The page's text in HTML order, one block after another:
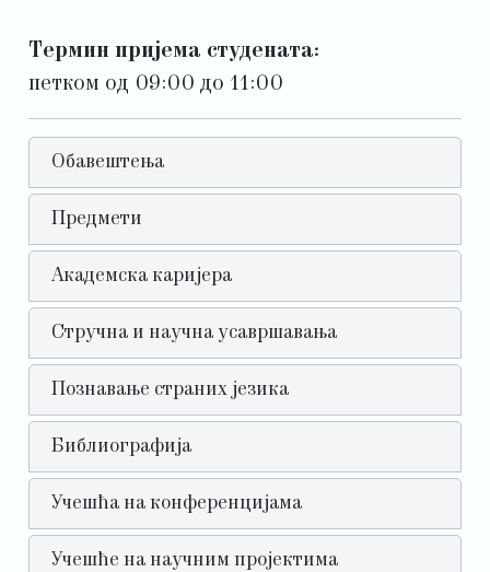
Термин пријема студената:
петком од 09:00 до 11:00
Обавештења
Предмети
Академска каријера
Стручна и научна усавршавања
Познавање страних језика
Библиографија
Учешћа на конференцијама
Учешће на научним пројектима